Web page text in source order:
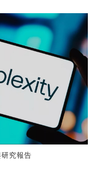
究報告